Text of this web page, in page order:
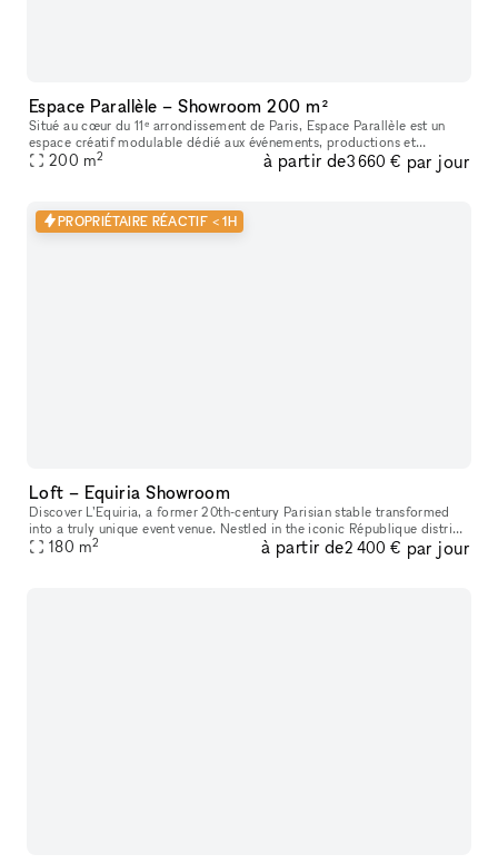
Espace Parallèle – Showroom 200 m²
Situé au cœur du 11ᵉ arrondissement de Paris, Espace Parallèle est un
espace créatif modulable dédié aux événements, productions et
activations de marque. Niché en fond de cour, ce showroom de 200 m²
200 m2 à partir de3 660 € par jour
PROPRIÉTAIRE RÉACTIF < 1H
Loft – Equiria Showroom
Discover L’Equiria, a former 20th-century Parisian stable transformed
into a truly unique event venue. Nestled in the iconic République district,
this historic space has been carefully restored to of
180 m2 à partir de2 400 € par jour